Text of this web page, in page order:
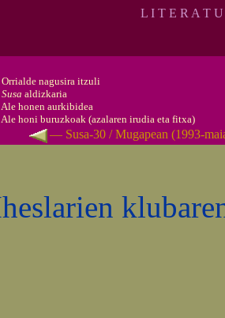
L I T E R A T
Orrialde nagusira itzuli
Susa aldizkaria
Ale honen aurkibidea
Ale honi buruzkoak (azalaren irudia eta fitxa)
— Susa-30 / Mugapean (1993-